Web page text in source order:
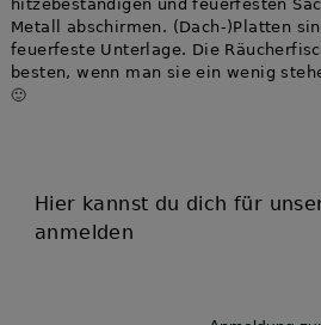
hitzebeständigen und feuerfesten
Metall abschirmen. (Dach-)Platten
feuerfeste Unterlage. Die
besten, wenn man sie ein wenig
🙂
Hier kannst du dich für
anmelden